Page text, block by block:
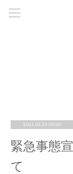
2021.03.23 03:00
緊急事態
て